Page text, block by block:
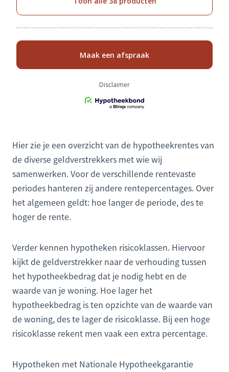
Hier zie je een overzicht van de hypotheekrentes van
de diverse geldverstrekkers met wie wij
samenwerken. Voor de verschillende rentevaste
periodes hanteren zij andere rentepercentages. Over
het algemeen geldt: hoe langer de periode, des te
hoger de rente.
Verder kennen hypotheken risicoklassen. Hiervoor
kijkt de geldverstrekker naar de verhouding tussen
het hypotheekbedrag dat je nodig hebt en de
waarde van je woning. Hoe lager het
hypotheekbedrag is ten opzichte van de waarde van
de woning, des te lager de risicoklasse. Bij een hoge
risicoklasse rekent men vaak een extra percentage.
Hypotheken met Nationale Hypotheekgarantie